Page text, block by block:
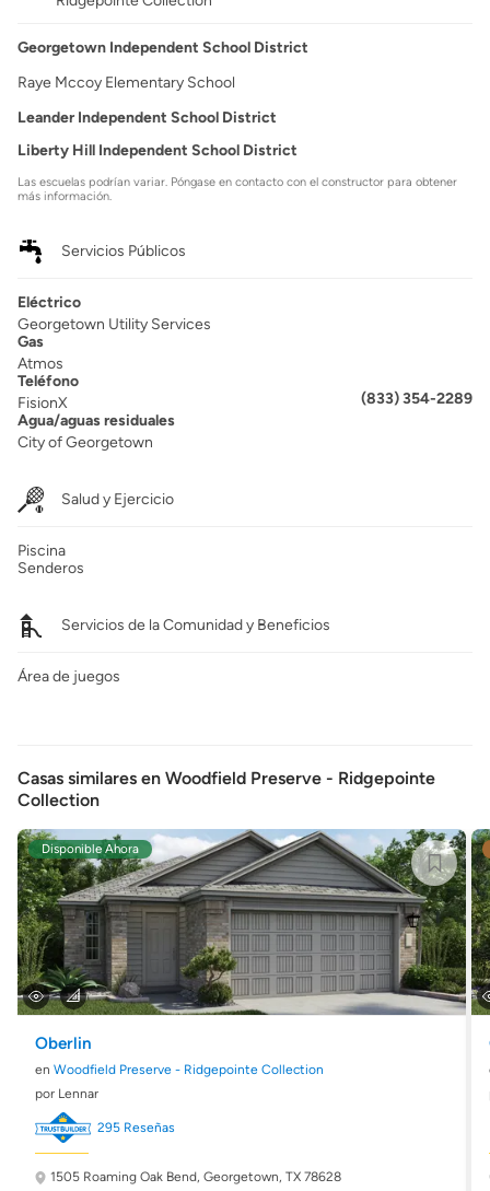
Georgetown Independent School District
Raye Mccoy Elementary School
Leander Independent School District
Liberty Hill Independent School District
Las escuelas podrían variar. Póngase en contacto con el constructor para obtener
más información.
Servicios Públicos
Eléctrico
Georgetown Utility Services
Gas
Atmos
Teléfono
FisionX
(833) 354-2289
Agua/aguas residuales
City of Georgetown
Salud y Ejercicio
Piscina
Senderos
Servicios de la Comunidad y Beneficios
Área de juegos
Casas similares en Woodfield Preserve - Ridgepointe
Collection
Disponible Ahora
Oberlin
en Woodfield Preserve - Ridgepointe Collection
por Lennar
295 Reseñas
1505 Roaming Oak Bend, Georgetown, TX 78628